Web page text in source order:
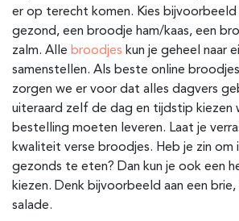
er op terecht komen. Kies
gezond, een broodje ham/kaas, een
zalm. Alle broodjes kun je geheel naar
samenstellen. Als beste online
zorgen we er voor dat alles dagvers
uiteraard zelf de dag en tijdstip kiezen
bestelling moeten leveren. Laat je
kwaliteit verse broodjes. Heb je zin om
gezonds te eten? Dan kun je ook een
kiezen. Denk bijvoorbeeld aan een
salade.